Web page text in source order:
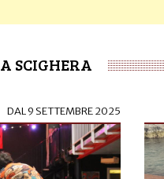
SCIGHERA
DAL9 SETTEMBRE 2025